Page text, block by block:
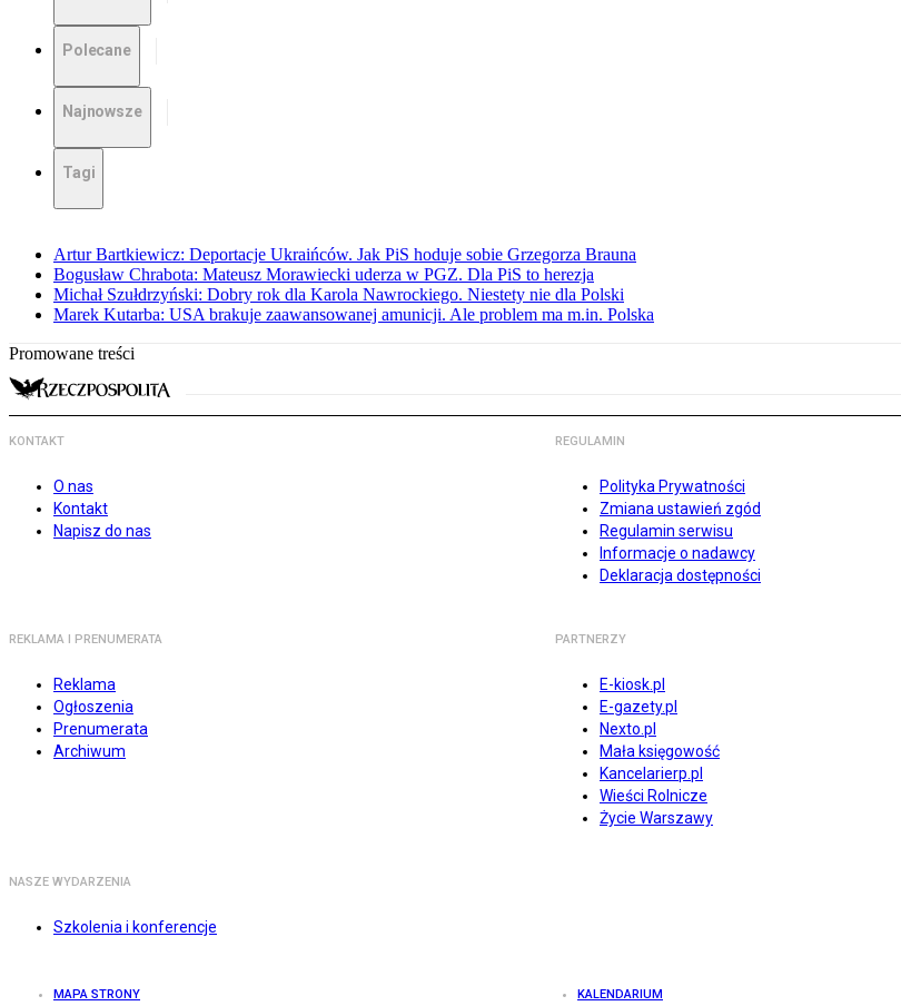
Polecane
Najnowsze
Tagi
Artur Bartkiewicz: Deportacje Ukraińców. Jak PiS hoduje sobie Grzegorza Brauna
Bogusław Chrabota: Mateusz Morawiecki uderza w PGZ. Dla PiS to herezja
Michał Szułdrzyński: Dobry rok dla Karola Nawrockiego. Niestety nie dla Polski
Marek Kutarba: USA brakuje zaawansowanej amunicji. Ale problem ma m.in. Polska
Promowane treści
KONTAKT
O nas
Kontakt
Napisz do nas
REGULAMIN
Polityka Prywatności
Zmiana ustawień zgód
Regulamin serwisu
Informacje o nadawcy
Deklaracja dostępności
REKLAMA I PRENUMERATA
Reklama
Ogłoszenia
Prenumerata
Archiwum
PARTNERZY
E-kiosk.pl
E-gazety.pl
Nexto.pl
Mała księgowość
Kancelarierp.pl
Wieści Rolnicze
Życie Warszawy
NASZE WYDARZENIA
Szkolenia i konferencje
MAPA STRONY KALENDARIUM